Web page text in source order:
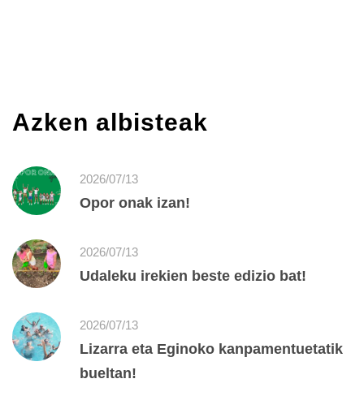
Azken albisteak
2026/07/13
Opor onak izan!
2026/07/13
Udaleku irekien beste edizio bat!
2026/07/13
Lizarra eta Eginoko kanpamentuetatik
bueltan!